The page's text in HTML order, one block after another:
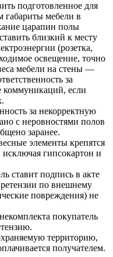
подготовленное для
габариты мебели в
царапин полы
близкий к месту
(розетка,
освещение, точно
мебели на стены —
за
коммуникаций, если
за некорректную
с неровностями полов
заранее.
элементы крепятся
гипсокартон и
ставит подпись в акте
по внешнему
повреждения) не
покупатель
территорию,
получателем.